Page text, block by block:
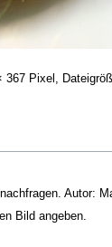
367 Pixel,
Autor:
Bild angeben.